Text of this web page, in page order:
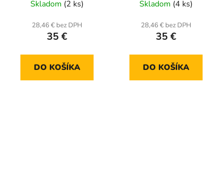
Skladom (2 ks)
28,46 € bez DPH
35 €
DO KOŠÍKA
Skladom (4 ks)
28,46 € bez DPH
35 €
DO KOŠÍKA